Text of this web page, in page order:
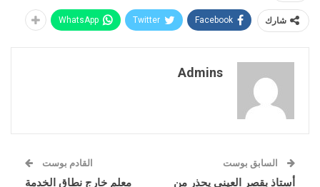
شارك Facebook
Twitter
WhatsApp
Admins
السابق بوست
أستاذ بقصر العيني يحذر من
القادم بوست
معلم خارج نطاق الخدمة